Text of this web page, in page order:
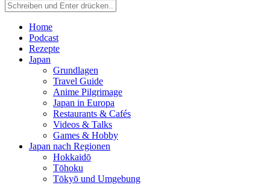
Home
Podcast
Rezepte
Japan
Grundlagen
Travel Guide
Anime Pilgrimage
Japan in Europa
Restaurants & Cafés
Videos & Talks
Games & Hobby
Japan nach Regionen
Hokkaidō
Tōhoku
Tōkyō und Umgebung